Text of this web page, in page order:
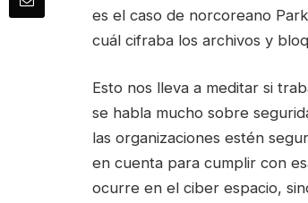
es el caso de norcoreano
cuál cifraba los archivos y
Esto nos lleva a meditar si
se habla mucho sobre
las organizaciones estén
en cuenta para cumplir con
ocurre en el ciber espacio,